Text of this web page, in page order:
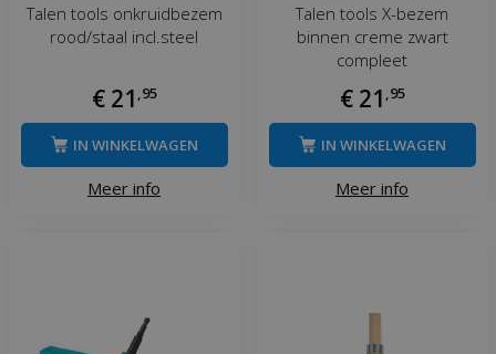
Talen tools onkruidbezem
rood/staal incl.steel
€ 21 95
Meer info
IN WINKELWAGEN
Talen tools X-bezem
binnen creme zwart
compleet
€ 21 95
Meer info
IN WINKELWAGEN